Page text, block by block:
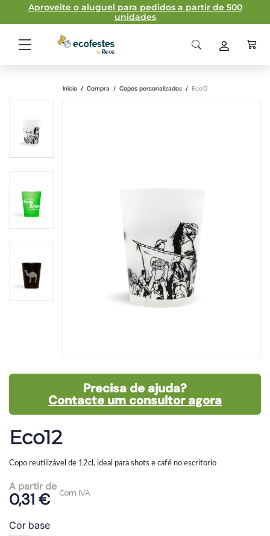
Aproveite o aluguel para pedidos a partir de 500
unidades
Início / Compra / Copos personalizados / Eco12
Precisa de ajuda?
Contacte um consultor agora
Eco12
Copo reutilizável de 12cl, ideal para shots e café no escritorio
A partir de
0,31 € Com IVA
Cor base
Capacidade
Peso
Ficha técnica